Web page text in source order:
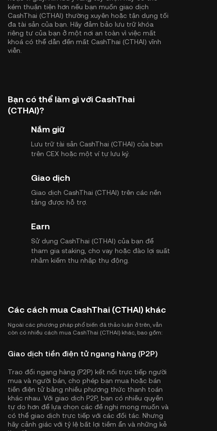
kém thuận tiện hơn nếu bạn muốn giao dịch
CashThai (CTHAI) thường xuyên hoặc tận dụng tối
đa tài sản của bạn. Hãy đảm bảo lưu trữ khóa
riêng tư của bạn ở một nơi an toàn vì việc mất
khoá có thể dẫn đến mất CashThai (CTHAI) vĩnh
viễn.
Bạn có thể làm gì với CashThai
(CTHAI)?
Nắm giữ
Lưu trữ tài sản CashThai (CTHAI) của bạn
trên CEX hoặc một ví tự lưu ký.
Giao dịch
Giao dịch CashThai (CTHAI) trên các nền
tảng được hỗ trợ.
Earn
Sử dụng CashThai (CTHAI) của bạn để
tham gia staking, cho vay hoặc đào lợi suất
nhằm kiếm thu nhập thụ động.
Các cách mua CashThai (CTHAI) khác
Ngoài các phương pháp phổ biến đã thảo luận ở trên, vẫn
còn có nhiều cách mua CashThai (CTHAI) khác, bao gồm:
Giao dịch tiền điện tử ngang hàng (P2P)
Trao đổi ngang hàng (P2P) kết nối trực tiếp người
mua và người bán, cho phép bạn mua hoặc bán
tiền điện tử bằng nhiều phương thức thanh toán
khác nhau. Với giao dịch P2P, bạn có nhiều quyền
tự do hơn để lựa chọn các đề nghị mong muốn và
có thể giao dịch trực tiếp với các đối tác. Nhưng
hãy cảnh giác với tỷ lệ bất lợi tiềm ẩn và những kẻ